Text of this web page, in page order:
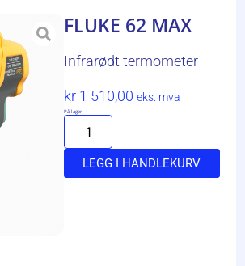
FLUKE 62 MAX
Infrarødt termometer
kr 1 510,00 eks. mva
På lager
LEGG I HANDLEKURV